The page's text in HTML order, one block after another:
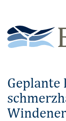
Geplante